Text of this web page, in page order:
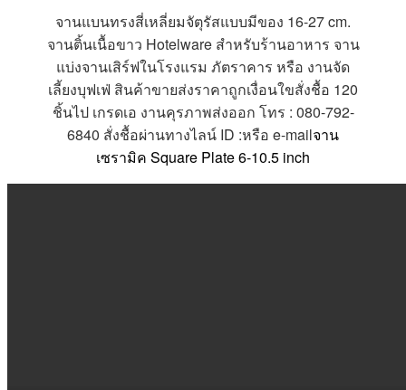
จานแบนทรงสี่เหลี่ยมจัตุรัสแบบมีของ 16-27 cm.
จานติ้นเนื้อขาว Hotelware สำหรับร้านอาหาร จาน
แบ่งจานเสิร์ฟในโรงแรม ภัตราคาร หรือ งานจัด
เลี้ยงบุฟเฟ่ สินค้าขายส่งราคาถูกเงื่อนใขสั่งชื้อ 120
ชิ้นไป เกรดเอ งานคุรภาพส่งออก โทร : 080-792-
6840 สั่งชื้อผ่านทางไลน์ ID :หรือ e-mailจาน
เซรามิค Square Plate 6-10.5 inch